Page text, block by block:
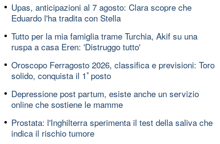
Upas, anticipazioni al 7 agosto: Clara scopre che
Eduardo l'ha tradita con Stella
Tutto per la mia famiglia trame Turchia, Akif su una
ruspa a casa Eren: 'Distruggo tutto'
Oroscopo Ferragosto 2026, classifica e previsioni: Toro
solido, conquista il 1ﾟposto
Depressione post partum, esiste anche un servizio
online che sostiene le mamme
Prostata: l'Inghilterra sperimenta il test della saliva che
indica il rischio tumore